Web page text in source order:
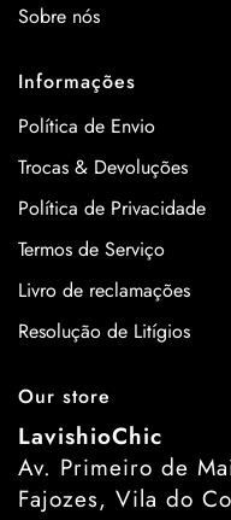
Sobre nós
Informações
Política de Envio
Trocas & Devoluções
Política de Privacidade
Termos de Serviço
Livro de reclamações
Resolução de Litígios
Our store
LavishioChic
Av. Primeiro de
Fajozes, Vila do